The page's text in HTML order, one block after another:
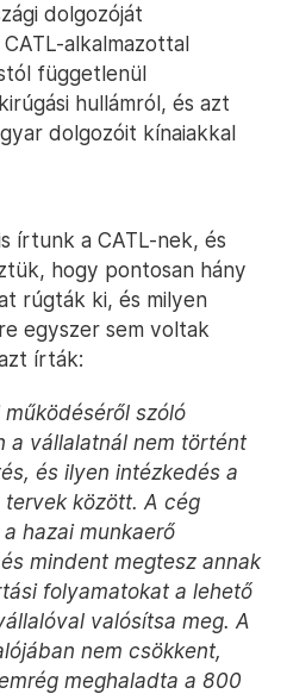
dolgozóját
alkalmazottal
függetlenül
hullámról, és azt
dolgozóit kínaiakkal
írtunk a CATL-nek, és
hogy pontosan hány
rúgták ki, és milyen
egyszer sem voltak
írták:
működéséről szóló
a vállalatnál nem történt
és ilyen intézkedés a
között. A cég
hazai munkaerő
mindent megtesz annak
folyamatokat a lehető
valósítsa meg. A
nem csökkent,
meghaladta a 800